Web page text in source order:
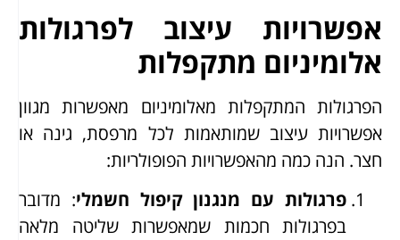
אפשרויות עיצוב לפרגולות
אלומיניום מתקפלות
הפרגולות המתקפלות מאלומיניום מאפשרות מגוון
אפשרויות עיצוב שמותאמות לכל מרפסת, גינה או
חצר. הנה כמה מהאפשרויות הפופולריות:
פרגולות עם מנגנון קיפול חשמלי: מדובר
בפרגולות חכמות שמאפשרות שליטה מלאה